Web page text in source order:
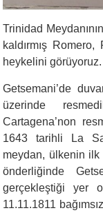
Trinidad
kaldırmış
heykelini görüyoruz.
Getsemani’de
üzerinde
Cartagena’non
1643 tarihli La
meydan, ülkenin ilk
önderliğinde
gerçekleştiği yer
11.11.1811